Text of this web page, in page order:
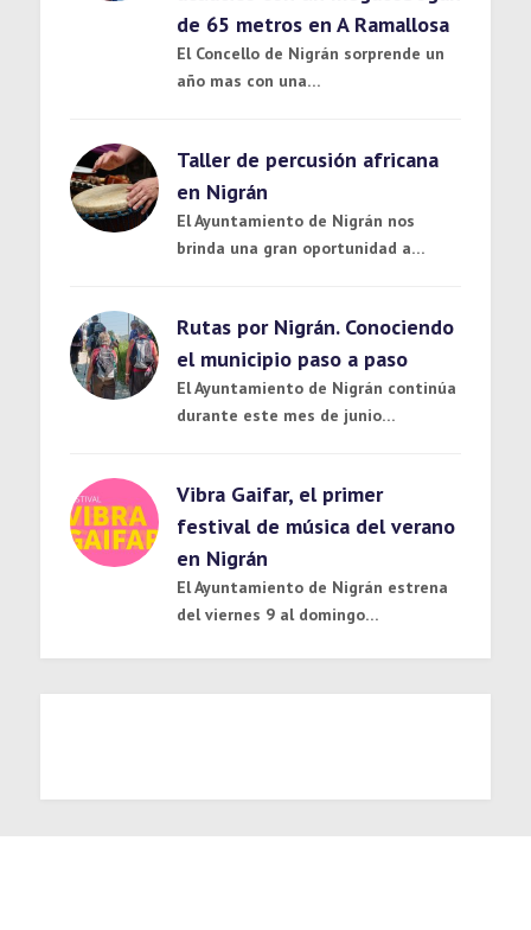
de 65 metros en A Ramallosa
El Concello de Nigrán sorprende un
año mas con una…
Taller de percusión africana
en Nigrán
El Ayuntamiento de Nigrán nos
brinda una gran oportunidad a…
Rutas por Nigrán. Conociendo
el municipio paso a paso
El Ayuntamiento de Nigrán continúa
durante este mes de junio…
Vibra Gaifar, el primer
festival de música del verano
en Nigrán
El Ayuntamiento de Nigrán estrena
del viernes 9 al domingo…